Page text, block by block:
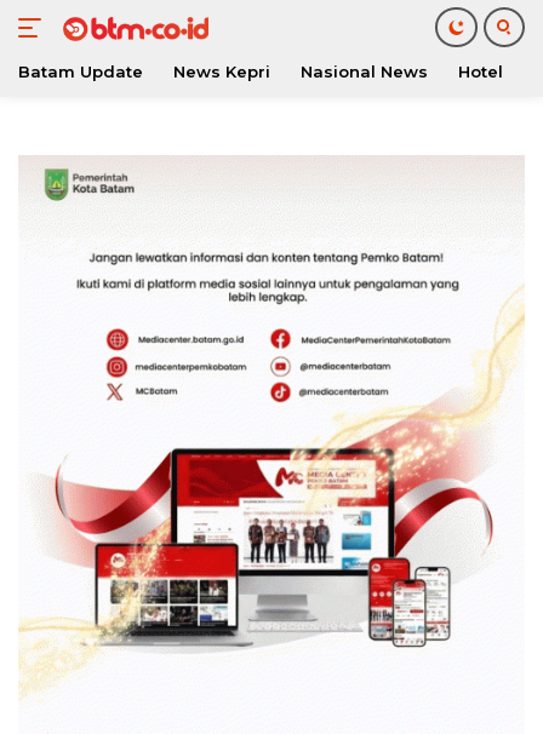
konten
Batam Update News Kepri Nasional News Hotel